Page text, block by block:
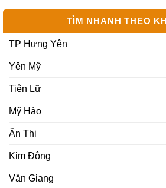
TÌM NHANH THEO
TP Hưng Yên
Yên Mỹ
Tiên Lữ
Mỹ Hào
Ân Thi
Kim Động
Văn Giang